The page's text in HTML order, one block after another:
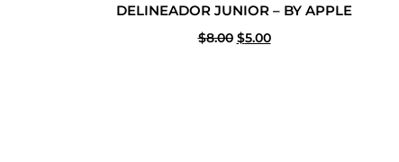
DELINEADOR JUNIOR – BY APPLE
$8.00 $5.00